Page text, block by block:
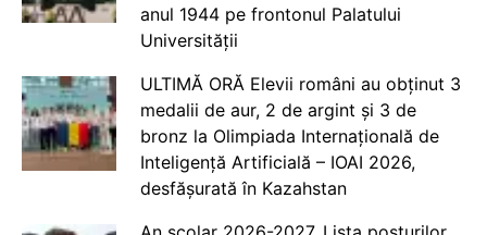
anul 1944 pe frontonul Palatului
Universității
ULTIMĂ ORĂ Elevii români au obținut 3
medalii de aur, 2 de argint și 3 de
bronz la Olimpiada Internațională de
Inteligență Artificială – IOAI 2026,
desfășurată în Kazahstan